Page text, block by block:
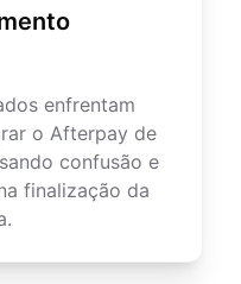
enfrentam
o Afterpay de
confusão e
finalização da